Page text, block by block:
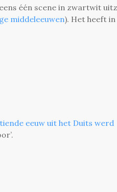
één scene in zwartwit
middeleeuwen). Het heeft in
eeuw uit het Duits werd